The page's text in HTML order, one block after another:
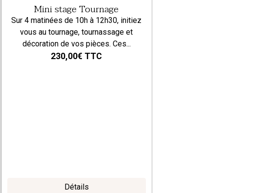
Mini stage Tournage
Sur 4 matinées de 10h à 12h30, initiez
vous au tournage, tournassage et
décoration de vos pièces. Ces...
230,00€ TTC
Détails